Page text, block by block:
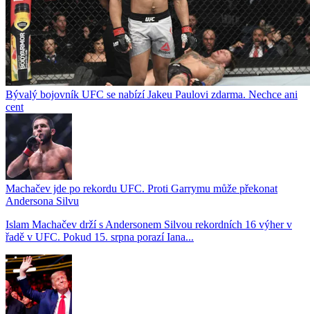
Bývalý bojovník UFC se nabízí Jakeu Paulovi zdarma. Nechce ani
cent
Machačev jde po rekordu UFC. Proti Garrymu může překonat
Andersona Silvu
Islam Machačev drží s Andersonem Silvou rekordních 16 výher v
řadě v UFC. Pokud 15. srpna porazí Iana...